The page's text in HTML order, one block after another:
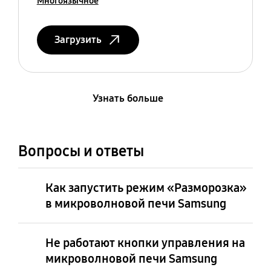
Загрузить
Узнать больше
Вопросы и ответы
Как запустить режим «Разморозка»
в микроволновой печи Samsung
Не работают кнопки управления на
микроволновой печи Samsung